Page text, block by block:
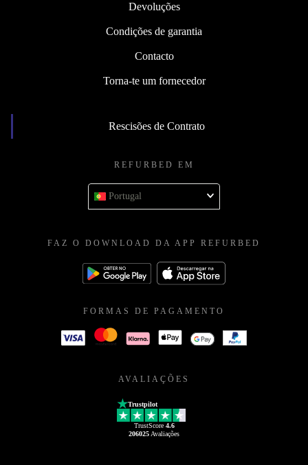
Devoluções
Condições de garantia
Contacto
Torna-te um fornecedor
Rescisões de Contrato
REFURBED EM
Portugal
FAZ O DOWNLOAD DA APP REFURBED
FORMAS DE PAGAMENTO
AVALIAÇÕES
Trustpilot
TrustScore 4.6
206025 Avaliações